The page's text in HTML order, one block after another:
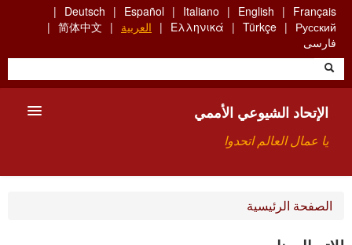
Skip
main
content
Français
English
Italiano
Español
Deutsch
Русский
Türkçe
Ελληνικά العربية
简体中文
فارسی
الإتحاد الشيوعي الأممي
يا عمال العالم اتحدوا
الصفحة الرئيسية